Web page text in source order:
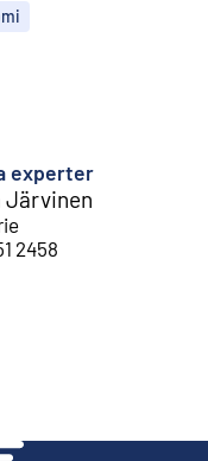
experter
Järvinen
2458